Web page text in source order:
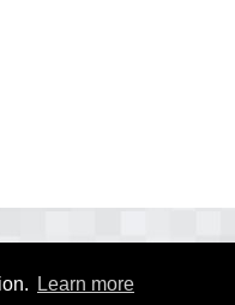
Learn more
een verhuizer in uw regio?